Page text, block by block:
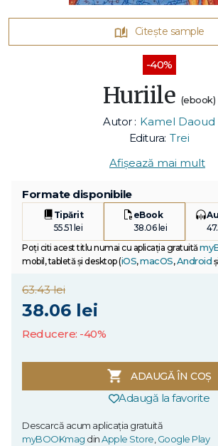
Citește sample
-40%
Huriile (ebook)
Autor : Kamel Daoud
Editura: Trei
Afișează mai mult
Formate disponibile
Tipărit
55.51 lei
eBook
38.06 lei
Poți citi acest titlu numai cu aplicația gratuită
mobil, tabletă și desktop (iOS,macOS,Android și
63.43 lei
38.06 lei
Reducere: -40%
ADAUGĂ ÎN COȘ
Adaugă la favorite
Descarcă acum aplicația gratuită
myBOOKmag dinApple Store,Google Play